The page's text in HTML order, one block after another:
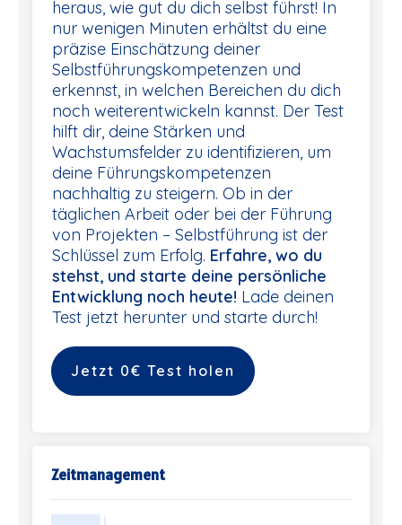
heraus, wie gut du dich selbst führst! In
nur wenigen Minuten erhältst du eine
präzise Einschätzung deiner
Selbstführungskompetenzen und
erkennst, in welchen Bereichen du dich
noch weiterentwickeln kannst. Der Test
hilft dir, deine Stärken und
Wachstumsfelder zu identifizieren, um
deine Führungskompetenzen
nachhaltig zu steigern. Ob in der
täglichen Arbeit oder bei der Führung
von Projekten – Selbstführung ist der
Schlüssel zum Erfolg. Erfahre, wo du
stehst, und starte deine persönliche
Entwicklung noch heute! Lade deinen
Test jetzt herunter und starte durch!
Jetzt 0€ Test holen
Zeitmanagement